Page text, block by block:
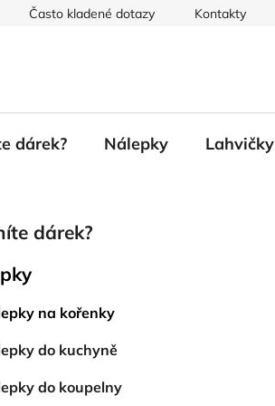
Často kladené dotazy Kontakty
dárek? Nálepky Lahvičky
dárek?
na kořenky
do kuchyně
do koupelny